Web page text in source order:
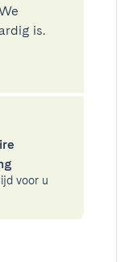
is.
voor u